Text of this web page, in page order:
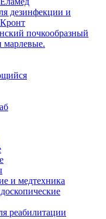
дезинфекции и
почкообразный
марлевые.
и медтехника
реабилитации